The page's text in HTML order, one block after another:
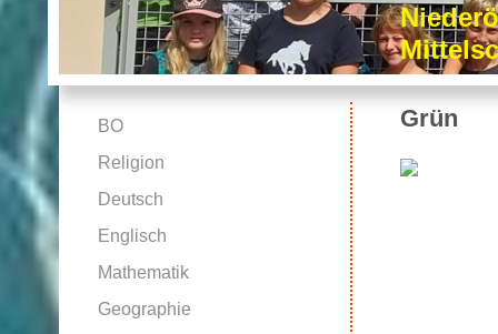
Grün
BO
Religion
Deutsch
Englisch
Mathematik
Geographie